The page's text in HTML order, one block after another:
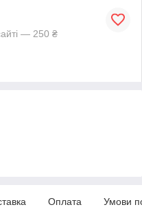
— 250 ₴
Оплата Умови